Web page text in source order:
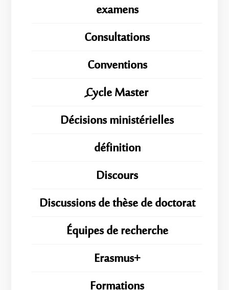
examens
Consultations
Conventions
ِِِCycle Master
Décisions ministérielles
définition
Discours
Discussions de thèse de doctorat
Équipes de recherche
Erasmus+